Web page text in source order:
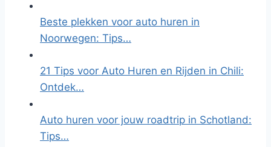
Beste plekken voor auto huren in
Noorwegen: Tips…
21 Tips voor Auto Huren en Rijden in Chili:
Ontdek…
Auto huren voor jouw roadtrip in Schotland:
Tips…